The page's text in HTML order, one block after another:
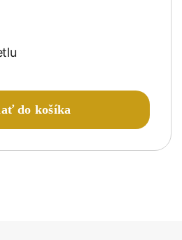
do košíka